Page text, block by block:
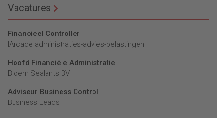
Vacatures
Financieel Controller
lArcade administraties-advies-belastingen
Hoofd Financiële Administratie
Bloem Sealants BV
Adviseur Business Control
Business Leads